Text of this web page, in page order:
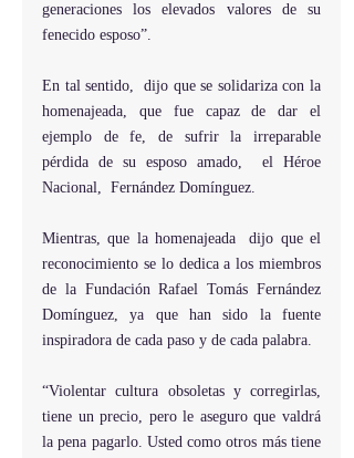
generaciones los elevados valores de su
fenecido esposo”.
En tal sentido,  dijo que se solidariza con la
homenajeada, que fue capaz de dar el
ejemplo de fe, de sufrir la irreparable
pérdida de su esposo amado,  el Héroe
Nacional,  Fernández Domínguez.
Mientras, que la homenajeada  dijo que el
reconocimiento se lo dedica a los miembros
de la Fundación Rafael Tomás Fernández
Domínguez, ya que han sido la fuente
inspiradora de cada paso y de cada palabra.
“Violentar cultura obsoletas y corregirlas,
tiene un precio, pero le aseguro que valdrá
la pena pagarlo. Usted como otros más tiene